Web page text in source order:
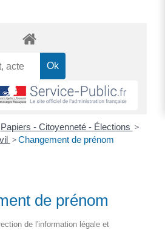
Papiers - Citoyenneté - Élections >
> Changement de prénom
de prénom
de l'information légale et